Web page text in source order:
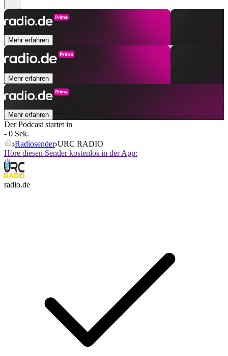
Mehr erfahren
Mehr erfahren
Mehr erfahren
Der Podcast startet in
- 0 Sek.
Radiosender URC RADIO
Höre diesen Sender kostenlos in der App:
radio.de